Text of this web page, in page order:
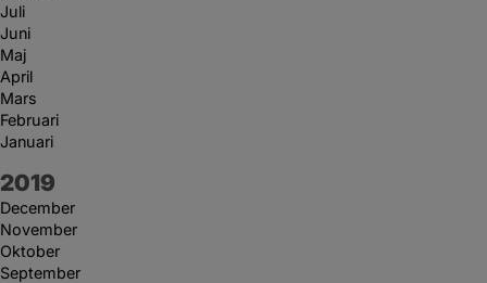
Juli
Juni
Maj
April
Mars
Februari
Januari
År:
2019
December
November
Oktober
September